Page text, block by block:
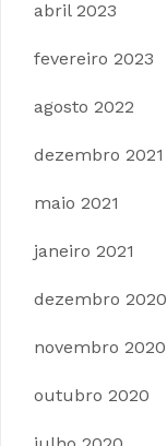
abril 2023
fevereiro 2023
agosto 2022
dezembro 2021
maio 2021
janeiro 2021
dezembro 2020
novembro 2020
outubro 2020